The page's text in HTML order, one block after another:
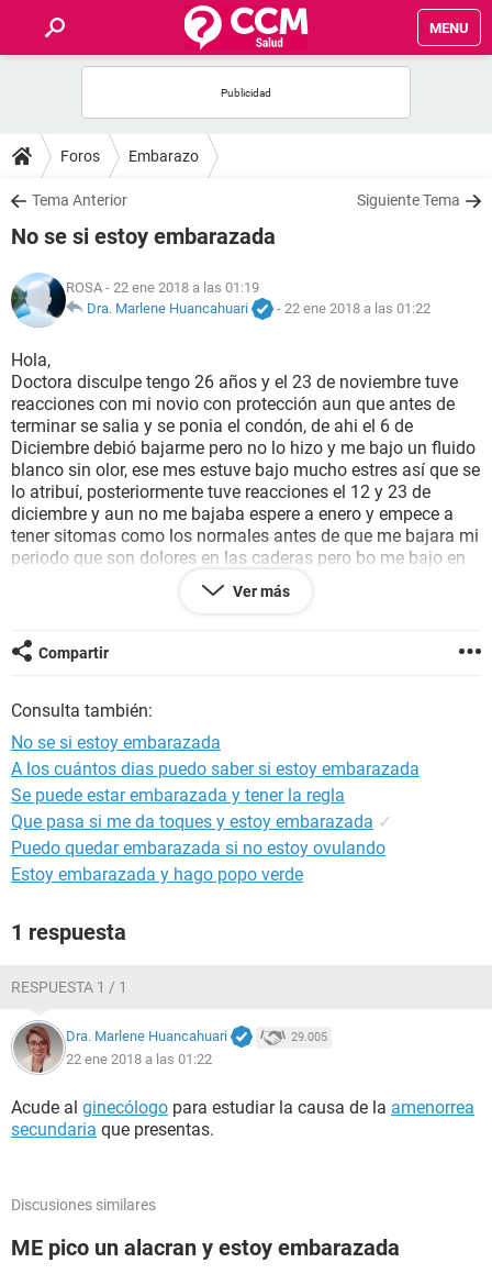
MENU
FOROS
SALUD
NUTRICIÓN
BIENESTAR
SEXUALIDAD
GLOSARIO
Foros Embarazo
Tema Anterior Siguiente Tema
No se si estoy embarazada
ROSA - 22 ene 2018 a las 01:19
Dra. Marlene Huancahuari
- 22 ene 2018 a las 01:22
Hola,
Doctora disculpe tengo 26 años y el 23 de noviembre tuve
reacciones con mi novio con protección aun que antes de
terminar se salia y se ponia el condón, de ahi el 6 de
Diciembre debió bajarme pero no lo hizo y me bajo un fluido
blanco sin olor, ese mes estuve bajo mucho estres así que se
lo atribuí, posteriormente tuve reacciones el 12 y 23 de
diciembre y aun no me bajaba espere a enero y empece a
tener sitomas como los normales antes de que me bajara mi
periodo que son dolores en las caderas pero bo me bajo en
diciembre me hice una prueba de farmacia como el día 17 y
salió negativa, me hice otra en enero como el 13 y también
dolores en las caderas o como que me ba a bajar y no pasa.
Ver más
Compartir
Consulta también:
No se si estoy embarazada
A los cuántos dias puedo saber si estoy embarazada
Se puede estar embarazada y tener la regla
Que pasa si me da toques y estoy embarazada ✓
Puedo quedar embarazada si no estoy ovulando
Estoy embarazada y hago popo verde
1 respuesta
RESPUESTA 1 / 1
Dra. Marlene Huancahuari 29.005
22 ene 2018 a las 01:22
Acude al ginecólogo para estudiar la causa de la amenorrea
secundaria que presentas.
Discusiones similares
ME pico un alacran y estoy embarazada